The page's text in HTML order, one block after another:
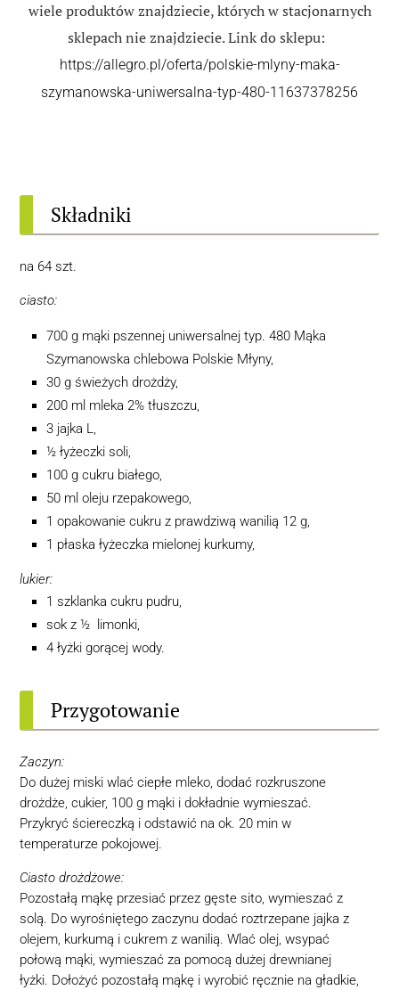
wiele produktów znajdziecie, których w stacjonarnych
sklepach nie znajdziecie. Link do sklepu:
https://allegro.pl/oferta/polskie-mlyny-maka-
szymanowska-uniwersalna-typ-480-11637378256
Składniki
na 64 szt.
ciasto:
700 g mąki pszennej uniwersalnej typ. 480 Mąka
Szymanowska chlebowa Polskie Młyny,
30 g świeżych drożdży,
200 ml mleka 2% tłuszczu,
3 jajka L,
½ łyżeczki soli,
100 g cukru białego,
50 ml oleju rzepakowego,
1 opakowanie cukru z prawdziwą wanilią 12 g,
1 płaska łyżeczka mielonej kurkumy,
lukier:
1 szklanka cukru pudru,
sok z ½ limonki,
4 łyżki gorącej wody.
Przygotowanie
Zaczyn:
Do dużej miski wlać ciepłe mleko, dodać rozkruszone
drożdże, cukier, 100 g mąki i dokładnie wymieszać.
Przykryć ściereczką i odstawić na ok. 20 min w
temperaturze pokojowej.
Ciasto drożdżowe:
Pozostałą mąkę przesiać przez gęste sito, wymieszać z
solą. Do wyrośniętego zaczynu dodać roztrzepane jajka z
olejem, kurkumą i cukrem z wanilią. Wlać olej, wsypać
połową mąki, wymieszać za pomocą dużej drewnianej
łyżki. Dołożyć pozostałą mąkę i wyrobić ręcznie na gładkie,